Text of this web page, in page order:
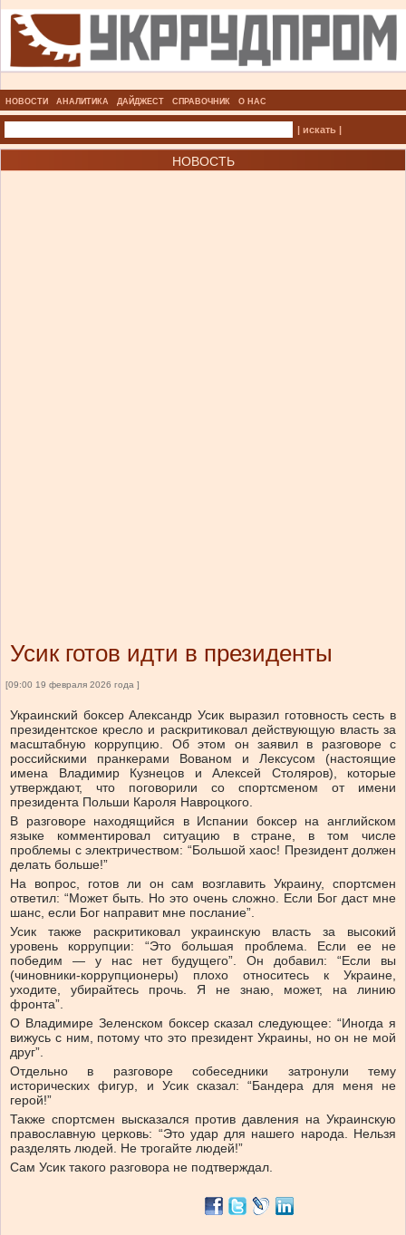
НОВОСТИ АНАЛИТИКА ДАЙДЖЕСТ СПРАВОЧНИК О НАС
| искать |
НОВОСТЬ
Усик готов идти в президенты
[09:00 19 февраля 2026 года ]
Украинский боксер Александр Усик выразил готовность сесть в
президентское кресло и раскритиковал действующую власть за
масштабную коррупцию. Об этом он заявил в разговоре с
российскими пранкерами Вованом и Лексусом (настоящие
имена Владимир Кузнецов и Алексей Столяров), которые
утверждают, что поговорили со спортсменом от имени
президента Польши Кароля Навроцкого.
В разговоре находящийся в Испании боксер на английском
языке комментировал ситуацию в стране, в том числе
проблемы с электричеством: “Большой хаос! Президент должен
делать больше!”
На вопрос, готов ли он сам возглавить Украину, спортсмен
ответил: “Может быть. Но это очень сложно. Если Бог даст мне
шанс, если Бог направит мне послание”.
Усик также раскритиковал украинскую власть за высокий
уровень коррупции: “Это большая проблема. Если ее не
победим — у нас нет будущего”. Он добавил: “Если вы
(чиновники-коррупционеры) плохо относитесь к Украине,
уходите, убирайтесь прочь. Я не знаю, может, на линию
фронта”.
О Владимире Зеленском боксер сказал следующее: “Иногда я
вижусь с ним, потому что это президент Украины, но он не мой
друг”.
Отдельно в разговоре собеседники затронули тему
исторических фигур, и Усик сказал: “Бандера для меня не
герой!”
Также спортсмен высказался против давления на Украинскую
православную церковь: “Это удар для нашего народа. Нельзя
разделять людей. Не трогайте людей!”
Сам Усик такого разговора не подтверждал.